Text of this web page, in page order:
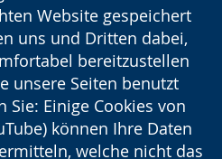
Website gespeichert
uns und Dritten dabei,
bereitzustellen
unsere Seiten benutzt
Einige Cookies von
können Ihre Daten
welche nicht das